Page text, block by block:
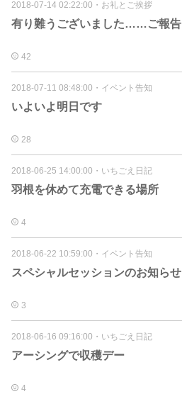
2018-07-14 02:22:00 ・ お礼とご挨拶
有り難うございました……ご報告
42
2018-07-11 08:48:00 ・ イベント告知
いよいよ明日です
28
2018-06-25 14:00:00 ・ いちごえ日記
羽根を休めて充電できる場所
4
2018-06-22 10:59:00 ・ イベント告知
スペシャルセッションのお知らせ
3
2018-06-16 09:16:00 ・ いちごえ日記
アーシングで収穫デー
4